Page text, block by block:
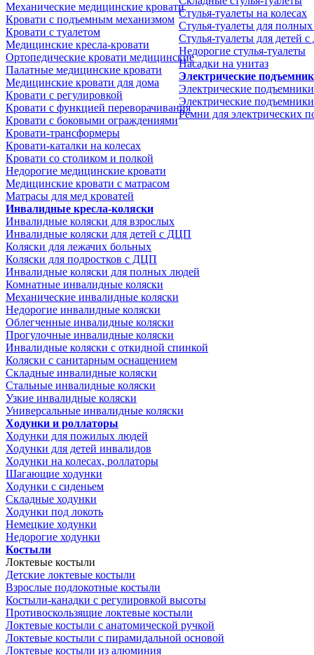
Механические медицинские кровати
Кровати с подъемным механизмом
Кровати с туалетом
Медицинские крeсла-кровати
Ортопедические кровати медицинские
Палатные медицинские кровати
Медицинские кровати для дома
Кровати с регулировкой
Кровати с функцией переворачивания
Кровати с боковыми ограждениями
Кровати-трансформеры
Кровати-каталки на колесах
Кровати со столиком и полкой
Недорогие медицинские кровати
Медицинские кровати с матрасом
Матрасы для мед кроватей
Инвалидные кресла-коляски
Инвалидные коляски для взрослых
Инвалидные коляски для детей с ДЦП
Коляски для лежачих больных
Коляски для подростков с ДЦП
Инвалидные коляски для полных людей
Комнатные инвалидные коляски
Механические инвалидные коляски
Недорогие инвалидные коляски
Облегченные инвалидные коляски
Прогулочные инвалидные коляски
Инвалидные коляски с откидной спинкой
Коляски с санитарным оснащением
Складные инвалидные коляски
Стальные инвалидные коляски
Узкие инвалидные коляски
Универсальные инвалидные коляски
Ходунки и роллаторы
Ходунки для пожилых людей
Ходунки для детей инвалидов
Ходунки на колесах, роллаторы
Шагающие ходунки
Ходунки с сиденьем
Складные ходунки
Ходунки под локоть
Немецкие ходунки
Недорогие ходунки
Костыли
Локтевые костыли
Детские локтевые костыли
Взрослые подлокотные костыли
Костыли-канадки с регулировкой высоты
Противоскользящие локтевые костыли
Локтевые костыли с анатомической ручкой
Локтевые костыли с пирамидальной основой
Локтевые костыли из алюминия
Стулья-туалеты на колесах
Стулья-туалеты для
Стулья-туалеты для детей
Недорогие стулья-туалеты
Насадки на унитаз
Электрические
Электрические
Электрические
Ремни для электрических